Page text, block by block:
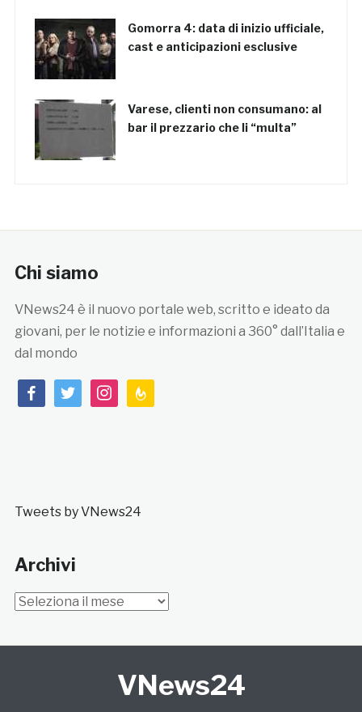
Gomorra 4: data di inizio ufficiale,
cast e anticipazioni esclusive
Varese, clienti non consumano: al
bar il prezzario che li “multa”
Chi siamo
VNews24 è il nuovo portale web, scritto e ideato da
giovani, per le notizie e informazioni a 360° dall’Italia e
dal mondo
facebooktwitterinstagramfeedburner
Tweets by VNews24
Archivi
Archivi
VNews24